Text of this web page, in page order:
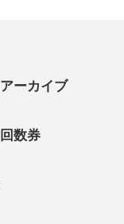
ーカイブ
数券